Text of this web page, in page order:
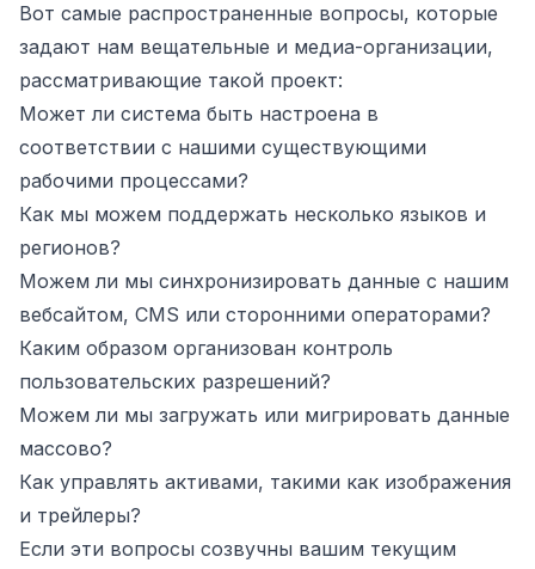
Вот самые распространенные вопросы, которые
задают нам вещательные и медиа-организации,
рассматривающие такой проект:
Может ли система быть настроена в
соответствии с нашими существующими
рабочими процессами?
Как мы можем поддержать несколько языков и
регионов?
Можем ли мы синхронизировать данные с нашим
вебсайтом, CMS или сторонними операторами?
Каким образом организован контроль
пользовательских разрешений?
Можем ли мы загружать или мигрировать данные
массово?
Как управлять активами, такими как изображения
и трейлеры?
Если эти вопросы созвучны вашим текущим